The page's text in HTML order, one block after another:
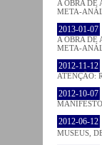
A OBRA DE
META-
2013-01-07
A OBRA DE
META-
2012-11-12
ATENÇÃO:
2012-10-07
2012-06-12
MUSEUS,